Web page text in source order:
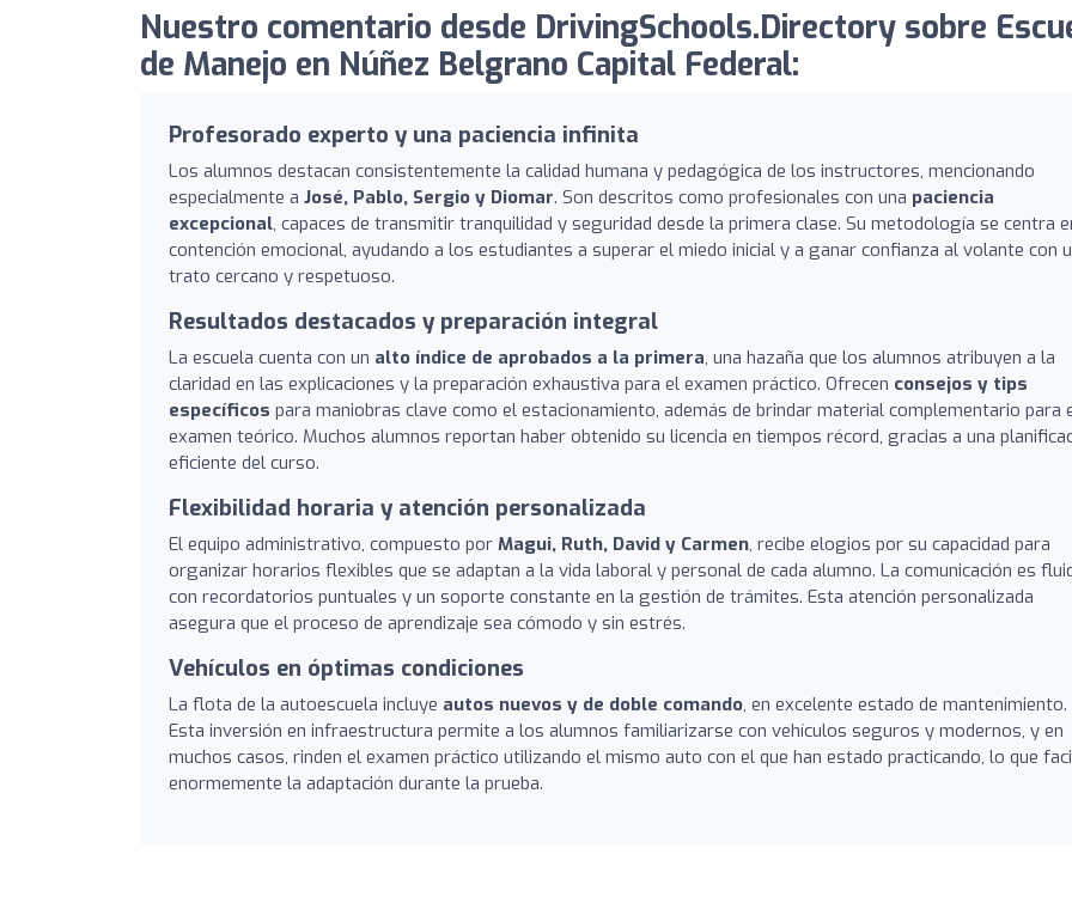
Nuestro comentario desde DrivingSchools.Directory sobre
de Manejo en Núñez Belgrano Capital Federal:
Profesorado experto y una paciencia infinita
Los alumnos destacan consistentemente la calidad humana y pedagógica de los instructores, mencionando
especialmente a José, Pablo, Sergio y Diomar. Son descritos como profesionales con una paciencia
excepcional, capaces de transmitir tranquilidad y seguridad desde la primera clase. Su metodología se centra
contención emocional, ayudando a los estudiantes a superar el miedo inicial y a ganar confianza al volante con
trato cercano y respetuoso.
Resultados destacados y preparación integral
La escuela cuenta con un alto índice de aprobados a la primera, una hazaña que los alumnos atribuyen a la
claridad en las explicaciones y la preparación exhaustiva para el examen práctico. Ofrecen consejos y tips
específicos para maniobras clave como el estacionamiento, además de brindar material complementario para
examen teórico. Muchos alumnos reportan haber obtenido su licencia en tiempos récord, gracias a una
eficiente del curso.
Flexibilidad horaria y atención personalizada
El equipo administrativo, compuesto por Magui, Ruth, David y Carmen, recibe elogios por su capacidad para
organizar horarios flexibles que se adaptan a la vida laboral y personal de cada alumno. La comunicación es
con recordatorios puntuales y un soporte constante en la gestión de trámites. Esta atención personalizada
asegura que el proceso de aprendizaje sea cómodo y sin estrés.
Vehículos en óptimas condiciones
La flota de la autoescuela incluye autos nuevos y de doble comando, en excelente estado de mantenimiento.
Esta inversión en infraestructura permite a los alumnos familiarizarse con vehículos seguros y modernos, y en
muchos casos, rinden el examen práctico utilizando el mismo auto con el que han estado practicando, lo que
enormemente la adaptación durante la prueba.